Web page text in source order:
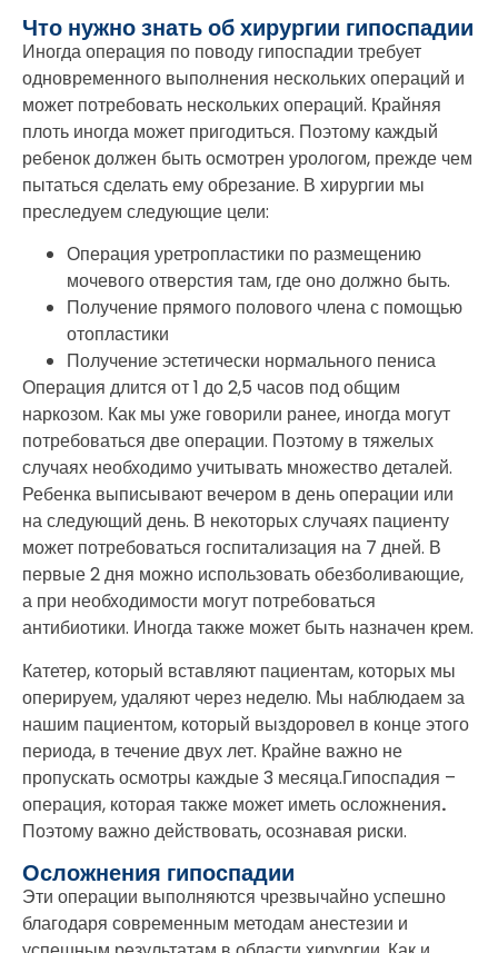
Что нужно знать об хирургии гипоспадии
Иногда операция по поводу гипоспадии требует
одновременного выполнения нескольких операций и
может потребовать нескольких операций. Крайняя
плоть иногда может пригодиться. Поэтому каждый
ребенок должен быть осмотрен урологом, прежде чем
пытаться сделать ему обрезание. В хирургии мы
преследуем следующие цели:
Операция уретропластики по размещению
мочевого отверстия там, где оно должно быть.
Получение прямого полового члена с помощью
отопластики
Получение эстетически нормального пениса
Операция длится от 1 до 2,5 часов под общим
наркозом. Как мы уже говорили ранее, иногда могут
потребоваться две операции. Поэтому в тяжелых
случаях необходимо учитывать множество деталей.
Ребенка выписывают вечером в день операции или
на следующий день. В некоторых случаях пациенту
может потребоваться госпитализация на 7 дней. В
первые 2 дня можно использовать обезболивающие,
а при необходимости могут потребоваться
антибиотики. Иногда также может быть назначен крем.
Катетер, который вставляют пациентам, которых мы
оперируем, удаляют через неделю. Мы наблюдаем за
нашим пациентом, который выздоровел в конце этого
периода, в течение двух лет. Крайне важно не
пропускать осмотры каждые 3 месяца.Гипоспадия –
операция, которая также может иметь осложнения.
Поэтому важно действовать, осознавая риски.
Осложнения гипоспадии
Эти операции выполняются чрезвычайно успешно
благодаря современным методам анестезии и